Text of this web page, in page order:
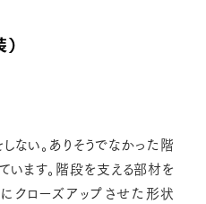
ない。ありそうでなかった階
います。階段を支える部材を
クローズアップさせた形状